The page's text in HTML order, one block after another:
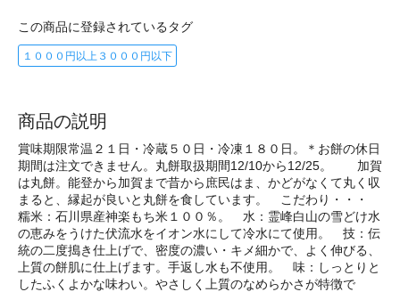
この商品に登録されているタグ
１０００円以上３０００円以下
商品の説明
賞味期限常温２１日・冷蔵５０日・冷凍１８０日。＊お餅の休日
期間は注文できません。丸餅取扱期間12/10から12/25。 加賀
は丸餅。能登から加賀まで昔から庶民はま、かどがなくて丸く収
まると、縁起が良いと丸餅を食しています。 こだわり・・・
糯米：石川県産神楽もち米１００％。 水：霊峰白山の雪どけ水
の恵みをうけた伏流水をイオン水にして冷水にて使用。 技：伝
統の二度搗き仕上げで、密度の濃い・キメ細かで、よく伸びる、
上質の餅肌に仕上げます。手返し水も不使用。 味：しっとりと
したふくよかな味わい。やさしく上質のなめらかさが特徴で